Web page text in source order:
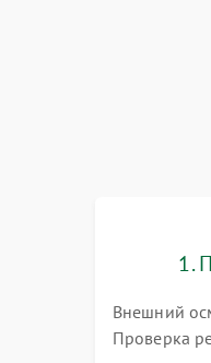
1.
Внешний
Проверка